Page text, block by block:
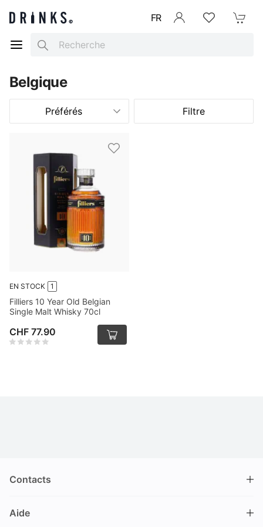
FR
Search
Belgique
Préférés Filtre
EN STOCK 1
Filliers 10 Year Old Belgian
Single Malt Whisky 70cl
CHF 77.90
Contacts
Nüschelerstrasse 35
Aide